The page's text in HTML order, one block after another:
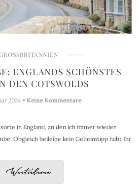
ENGLANDS SCHÖNSTES
DEN COTSWOLDS
2024 • Keine Kommentare
in England, an den ich immer wieder
Obgleich beileibe kein Geheimtipp habt Ihr
Weiterlesen